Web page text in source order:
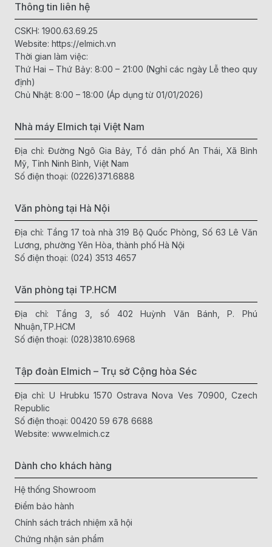
1. Thương hiệu Elmich và uy tín lâu đời
Elmich – Hơn 30 năm kinh nghiệm
Thông tin liên hệ
CSKH: 1900.63.69.25
Website: https://elmich.vn
Thời gian làm việc:
Thứ Hai – Thứ Bảy: 8:00 – 21:00 (Nghỉ các ngày Lễ theo quy
định)
Chủ Nhật: 8:00 – 18:00 (Áp dụng từ 01/01/2026)
Nhà máy Elmich tại Việt Nam
Địa chỉ: Đường Ngô Gia Bảy, Tổ dân phố An Thái, Xã Bình
Mỹ, Tỉnh Ninh Bình, Việt Nam
Số điện thoại: (0226)371.6888
Văn phòng tại Hà Nội
Địa chỉ: Tầng 17 toà nhà 319 Bộ Quốc Phòng, Số 63 Lê Văn
Lương, phường Yên Hòa, thành phố Hà Nội
Số điện thoại: (024) 3513 4657
Văn phòng tại TP.HCM
Địa chỉ: Tầng 3, số 402 Huỳnh Văn Bánh, P. Phú
Nhuận,TP.HCM
Số điện thoại: (028)3810.6968
Tập đoàn Elmich – Trụ sở Cộng hòa Séc
Địa chỉ: U Hrubku 1570 Ostrava Nova Ves 70900, Czech
Republic
Số điện thoại: 00420 59 678 6688
Website: www.elmich.cz
Dành cho khách hàng
Hệ thống Showroom
Điểm bảo hành
Chính sách trách nhiệm xã hội
Chứng nhận sản phẩm